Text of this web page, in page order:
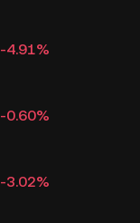
-4.91%
-0.60%
-3.02%